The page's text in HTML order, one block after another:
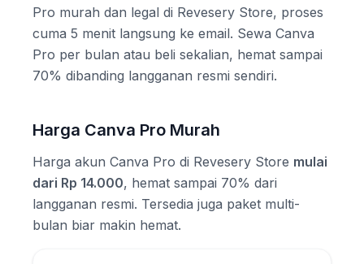
Pro murah dan legal di Revesery Store, proses
cuma 5 menit langsung ke email. Sewa Canva
Pro per bulan atau beli sekalian, hemat sampai
70% dibanding langganan resmi sendiri.
Harga Canva Pro Murah
Harga akun Canva Pro di Revesery Store mulai
dari Rp 14.000, hemat sampai 70% dari
langganan resmi. Tersedia juga paket multi-
bulan biar makin hemat.